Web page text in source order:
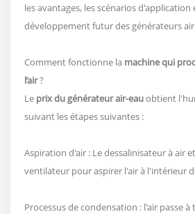
les avantages, les scénarios
développement futur des générateurs
Comment fonctionne la machine qui
l’air?
Le prix du générateur air-eauobtient
suivant les étapes suivantes :
Aspiration d'air : Le dessalinisateur à air
ventilateur pour aspirer l'air à l'intérieur
Processus de condensation : l'air passe